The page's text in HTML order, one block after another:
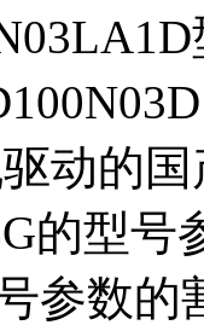
动的
的型号
参数